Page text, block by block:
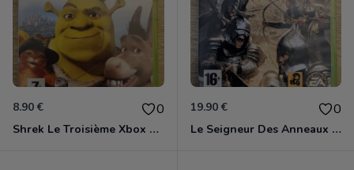
8.90 € 0
Shrek Le Troisième Xbox 360
19.90 € 0
Le Seigneur Des Anneaux - L'âge Des Conquêtes Xbox 360